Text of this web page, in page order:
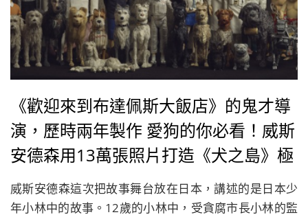
《歡迎來到布達佩斯大飯店》的鬼才導
演，歷時兩年製作 愛狗的你必看！威斯
安德森用13萬張照片打造《犬之島》極
致
威斯安德森這次把故事舞台放在日本，講述的是日本少
年小林中的故事。12歲的小林中，受貪腐市長小林的監